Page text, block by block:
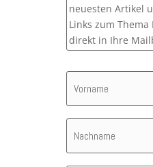
neuesten Artikel
Links zum
direkt in Ihre